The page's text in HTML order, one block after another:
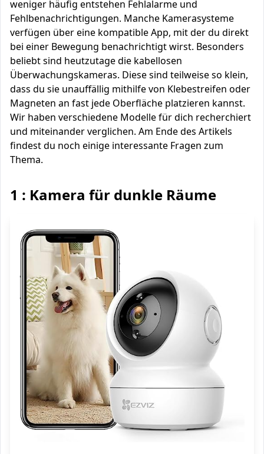
weniger häufig entstehen Fehlalarme und
Fehlbenachrichtigungen. Manche Kamerasysteme
verfügen über eine kompatible App, mit der du direkt
bei einer Bewegung benachrichtigt wirst. Besonders
beliebt sind heutzutage die kabellosen
Überwachungskameras. Diese sind teilweise so klein,
dass du sie unauffällig mithilfe von Klebestreifen oder
Magneten an fast jede Oberfläche platzieren kannst.
Wir haben verschiedene Modelle für dich recherchiert
und miteinander verglichen. Am Ende des Artikels
findest du noch einige interessante Fragen zum
Thema.
1 : Kamera für dunkle Räume